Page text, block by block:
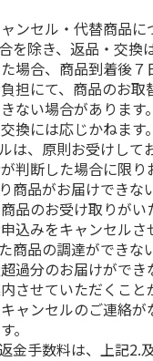
ンセル・代替商品に
を除き、返品・交換
場合、商品到着後７
担にて、商品のお
ない場合がありま
換には応じかねます。
は、原則お受けして
判断した場合に限り
商品がお届けできな
品のお受け取りが
込みをキャンセルさ
商品の調達ができな
過分のお届けがで
させていただくこと
ャンセルのご連絡
。
金手数料は、上記2.